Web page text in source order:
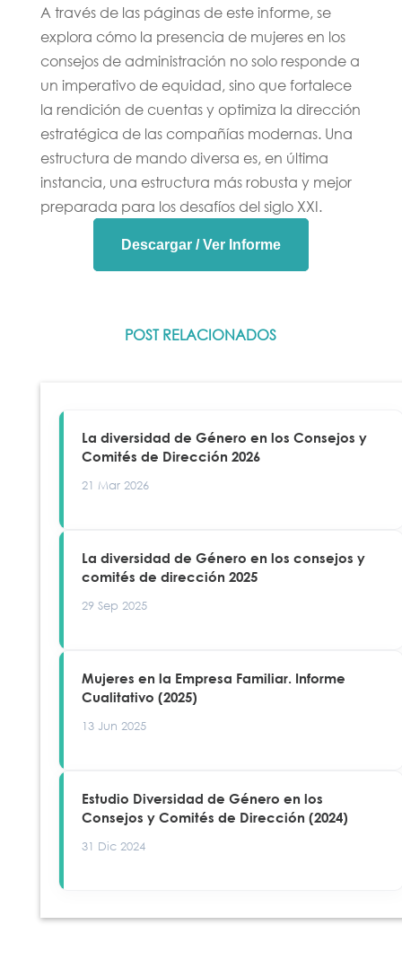
A través de las páginas de este informe, se
explora cómo la presencia de mujeres en los
consejos de administración no solo responde a
un imperativo de equidad, sino que fortalece
la rendición de cuentas y optimiza la dirección
estratégica de las compañías modernas. Una
estructura de mando diversa es, en última
instancia, una estructura más robusta y mejor
preparada para los desafíos del siglo XXI.
Descargar / Ver Informe
POST RELACIONADOS
La diversidad de Género en los Consejos y
Comités de Dirección 2026
21 Mar 2026
La diversidad de Género en los consejos y
comités de dirección 2025
29 Sep 2025
Mujeres en la Empresa Familiar. Informe
Cualitativo (2025)
13 Jun 2025
Estudio Diversidad de Género en los
Consejos y Comités de Dirección (2024)
31 Dic 2024